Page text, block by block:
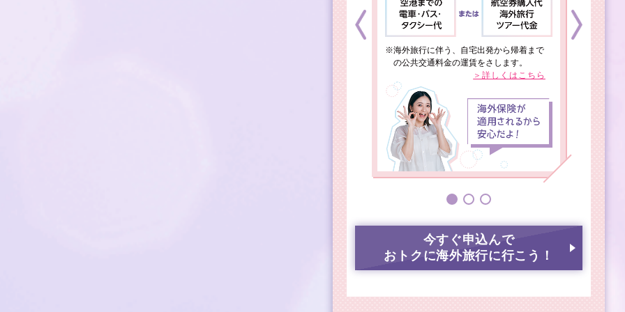
※海外旅行に伴う、自宅出発から帰着まで
の公共交通料金の運賃をさします。
＞詳しくはこちら
今すぐ申込んで
おトクに海外旅行に行こう！